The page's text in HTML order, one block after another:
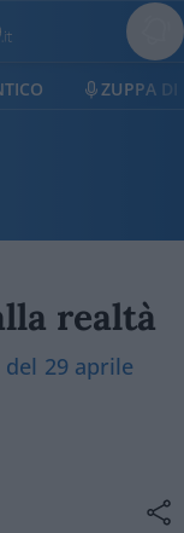
ZUPPA DI PORRO
realtà
29 aprile